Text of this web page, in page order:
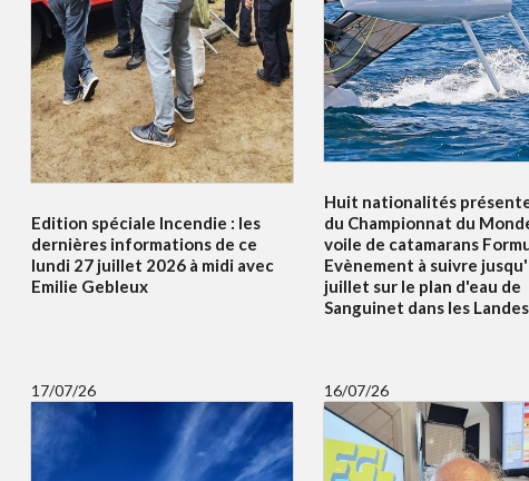
Edition spéciale Incendie : les
dernières informations de ce
lundi 27 juillet 2026 à midi avec
Emilie Gebleux
Huit nationalités
du Championnat du
voile de catamarans
Evènement à suivre
juillet sur le plan d'eau de
Sanguinet dans les
17/07/26 16/07/26